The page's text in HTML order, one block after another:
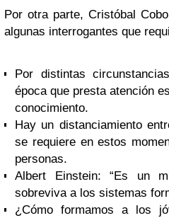
Por otra parte, Cristóbal
algunas interrogantes que
Por distintas
época que presta atención
conocimiento.
Hay un distanciamiento
se requiere en estos
personas.
Albert Einstein: “Es un
sobreviva a los sistemas
¿Cómo formamos a los